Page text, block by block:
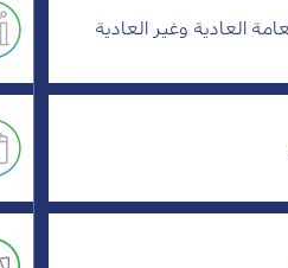
العادية وغير العادية